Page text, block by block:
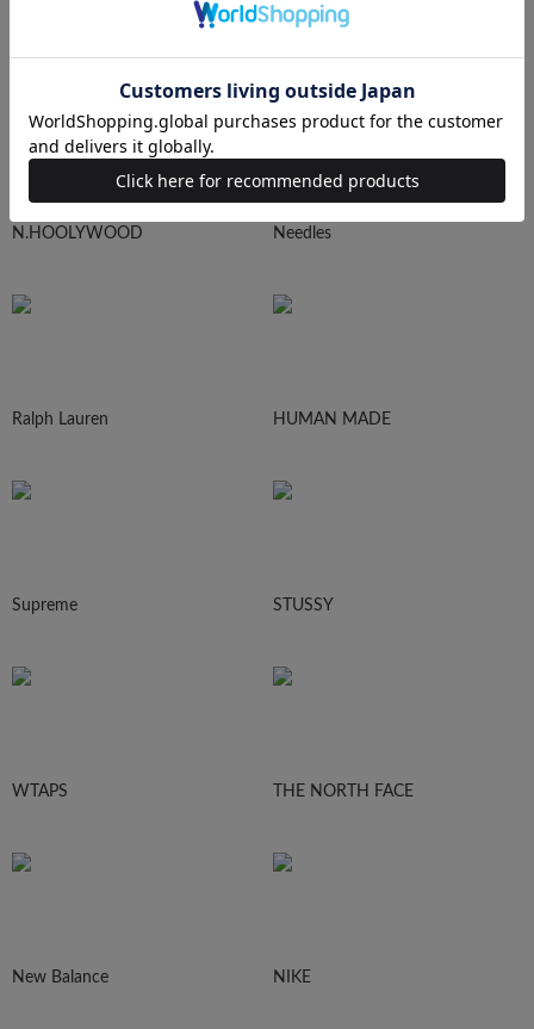
N.HOOLYWOOD Needles
Ralph Lauren HUMAN MADE
Supreme STUSSY
WTAPS THE NORTH FACE
New Balance NIKE